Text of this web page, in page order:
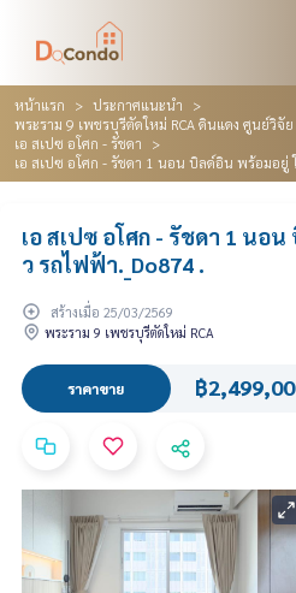
หน้าแรก
ประกาศแนะนำ
พระราม 9 เพชรบุรีตัดใหม่ RCA ดินแดง ศูนย์วิจั
เอ สเปซ อโศก - รัชดา
เอ สเปซ อโศก - รัชดา 1 นอน บิลด์อิน พร้อมอยู่
เอ สเปซ อโศก - รัชดา 1 นอ
ว รถไฟฟ้า._Do874 .
สร้างเมื่อ 25/03/2569
พระราม 9 เพชรบุรีตัดใหม่ RCA
ราคาขาย ฿